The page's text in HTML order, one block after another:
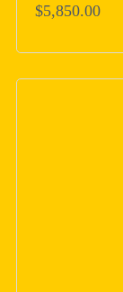
$5,850.00